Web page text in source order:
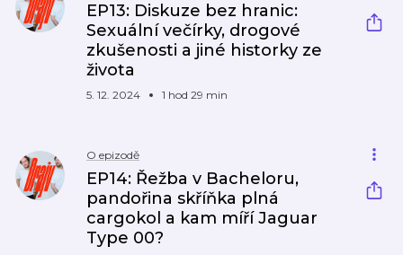
EP13: Diskuze bez hranic:
Sexuální večírky, drogové
zkušenosti a jiné historky ze
života
5. 12. 2024 1 hod 29 min
O epizodě
EP14: Řežba v Bacheloru,
pandořina skříňka plná
cargokol a kam míří Jaguar
Type 00?